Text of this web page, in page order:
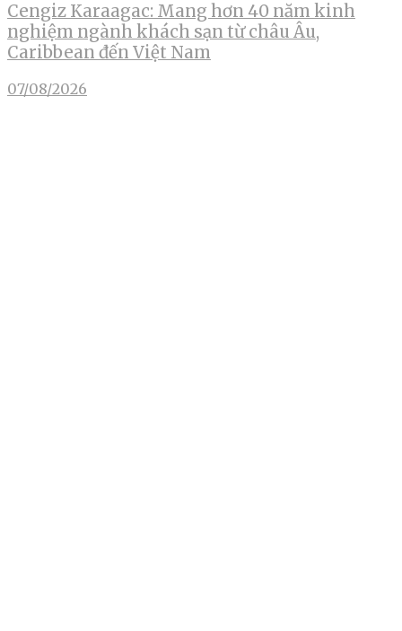
Cengiz Karaagac: Mang hơn 40 năm kinh
nghiệm ngành khách sạn từ châu Âu,
Caribbean đến Việt Nam
07/08/2026